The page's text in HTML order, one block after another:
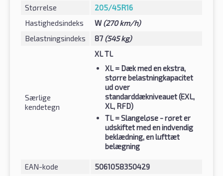
Størrelse
205/45R16
Hastighedsindeks
W(270 km/h)
Belastningsindeks
87 (545 kg)
Særlige
kendetegn
XL TL
XL= Dæk med en ekstra,
større belastningkapacitet
ud over
standarddækniveauet (EXL,
XL, RFD)
TL= Slangeløse - røret er
udskiftet med en indvendig
beklædning, en lufttæt
belægning
EAN-kode 5061058350429